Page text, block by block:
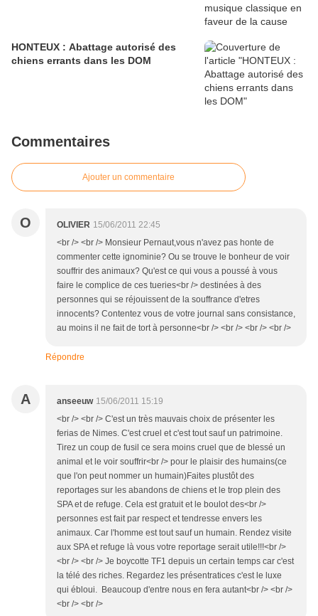
HONTEUX : Abattage autorisé des
chiens errants dans les DOM
Commentaires
Ajouter un commentaire
O OLIVIER 15/06/2011 22:45
<br /> <br /> Monsieur Pernaut,vous n'avez pas honte de
commenter cette ignominie? Ou se trouve le bonheur de voir
souffrir des animaux? Qu'est ce qui vous a poussé à vous
faire le complice de ces tueries<br /> destinées à des
personnes qui se réjouissent de la souffrance d'etres
innocents? Contentez vous de votre journal sans consistance,
au moins il ne fait de tort à personne<br /> <br /> <br /> <br />
Répondre
A anseeuw 15/06/2011 15:19
<br /> <br /> C'est un très mauvais choix de présenter les
ferias de Nimes. C'est cruel et c'est tout sauf un patrimoine.
Tirez un coup de fusil ce sera moins cruel que de blessé un
animal et le voir souffrir<br /> pour le plaisir des humains(ce
que l'on peut nommer un humain)Faites plustôt des
reportages sur les abandons de chiens et le trop plein des
SPA et de refuge. Cela est gratuit et le boulot des<br />
personnes est fait par respect et tendresse envers les
animaux. Car l'homme est tout sauf un humain. Rendez visite
aux SPA et refuge là vous votre reportage serait utile!!!<br />
<br /> <br /> Je boycotte TF1 depuis un certain temps car c'est
la télé des riches. Regardez les présentratices c'est le luxe
qui ébloui. Beaucoup d'entre nous en fera autant<br /> <br />
<br /> <br />